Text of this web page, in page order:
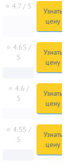
⭐ 4.7 / 5
Узнать
цену
⭐ 4.65 /
5
Узнать
цену
⭐ 4.6 /
5
Узнать
цену
⭐ 4.55 /
5
Узнать
цену